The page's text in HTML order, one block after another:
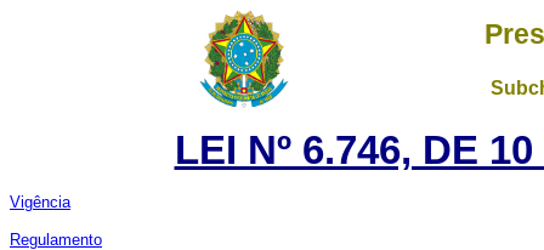
LEI Nº 6.746, DE
Vigência
Regulamento